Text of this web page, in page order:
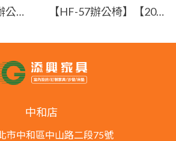
【2316彈簧氣壓辦公椅】【2023-C561-2】【添興家具】 【HF-57辦公椅】【2026-E424-10】【添興家具】
中和店
市中和區中山路二段75號